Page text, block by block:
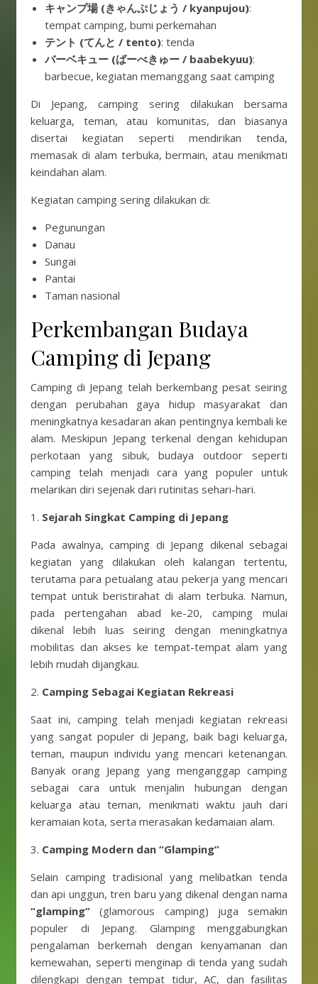
キャンプ場 (きゃんぷじょう / kyanpujou):
tempat camping, bumi perkemahan
テント (てんと / tento): tenda
バーベキュー (ばーべきゅー / baabekyuu):
barbecue, kegiatan memanggang saat camping
Di Jepang, camping sering dilakukan bersama
keluarga, teman, atau komunitas, dan biasanya
disertai kegiatan seperti mendirikan tenda,
memasak di alam terbuka, bermain, atau menikmati
keindahan alam.
Kegiatan camping sering dilakukan di:
Pegunungan
Danau
Sungai
Pantai
Taman nasional
Perkembangan Budaya
Camping di Jepang
Camping di Jepang telah berkembang pesat seiring
dengan perubahan gaya hidup masyarakat dan
meningkatnya kesadaran akan pentingnya kembali ke
alam. Meskipun Jepang terkenal dengan kehidupan
perkotaan yang sibuk, budaya outdoor seperti
camping telah menjadi cara yang populer untuk
melarikan diri sejenak dari rutinitas sehari-hari.
1. Sejarah Singkat Camping di Jepang
Pada awalnya, camping di Jepang dikenal sebagai
kegiatan yang dilakukan oleh kalangan tertentu,
terutama para petualang atau pekerja yang mencari
tempat untuk beristirahat di alam terbuka. Namun,
pada pertengahan abad ke-20, camping mulai
dikenal lebih luas seiring dengan meningkatnya
mobilitas dan akses ke tempat-tempat alam yang
lebih mudah dijangkau.
2. Camping Sebagai Kegiatan Rekreasi
Saat ini, camping telah menjadi kegiatan rekreasi
yang sangat populer di Jepang, baik bagi keluarga,
teman, maupun individu yang mencari ketenangan.
Banyak orang Jepang yang menganggap camping
sebagai cara untuk menjalin hubungan dengan
keluarga atau teman, menikmati waktu jauh dari
keramaian kota, serta merasakan kedamaian alam.
3. Camping Modern dan “Glamping”
Selain camping tradisional yang melibatkan tenda
dan api unggun, tren baru yang dikenal dengan nama
“glamping” (glamorous camping) juga semakin
populer di Jepang. Glamping menggabungkan
pengalaman berkemah dengan kenyamanan dan
kemewahan, seperti menginap di tenda yang sudah
dilengkapi dengan tempat tidur, AC, dan fasilitas